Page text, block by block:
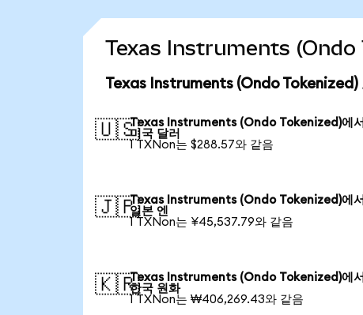
Texas Instruments (Ondo
Texas Instruments (Ondo Tokenized)
🇺🇸Texas Instruments (Ondo Tokenized)에서
미국 달러
1 TXNon는 $288.57와 같음
🇯🇵Texas Instruments (Ondo Tokenized)에서
일본 엔
1 TXNon는 ¥45,537.79와 같음
🇰🇷Texas Instruments (Ondo Tokenized)에서
한국 원화
1 TXNon는 ₩406,269.43와 같음